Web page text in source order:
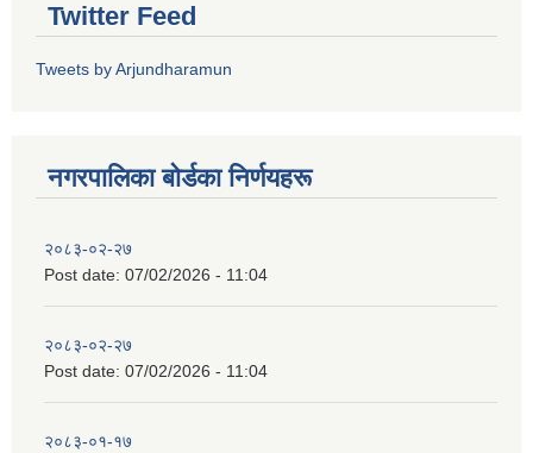
Twitter Feed
Tweets by Arjundharamun
नगरपालिका बाेर्डका निर्णयहरू
२०८३-०२-२७
Post date: 07/02/2026 - 11:04
२०८३-०२-२७
Post date: 07/02/2026 - 11:04
२०८३-०१-१७